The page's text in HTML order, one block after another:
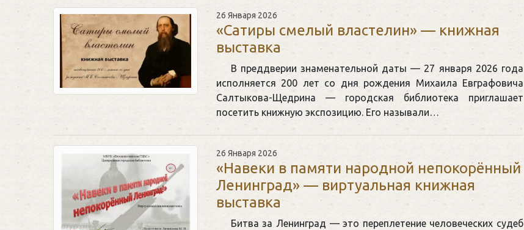
26 Января 2026
«Сатиры смелый властелин» — книжная
выставка
В преддверии знаменательной даты — 27 января 2026 года
исполняется 200 лет со дня рождения Михаила Евграфовича
Салтыкова-Щедрина — городская библиотека приглашает
посетить книжную экспозицию. Его называли…
26 Января 2026
«Навеки в памяти народной непокорённый
Ленинград» — виртуальная книжная
выставка
Битва за Ленинград — это переплетение человеческих судеб